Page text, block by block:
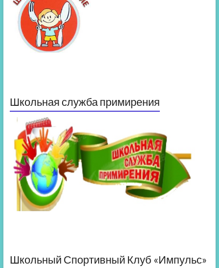
Школьная служба примирения
Школьный Спортивный Клуб «Импульс»